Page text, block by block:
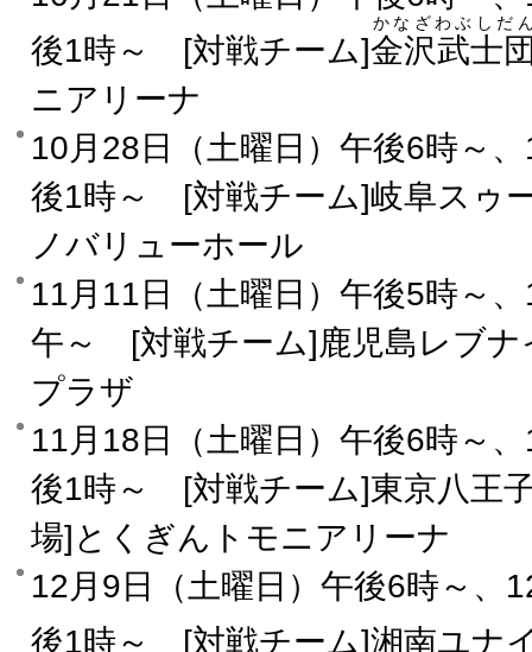
後1時～ [対戦チーム]金沢武士
かなざわぶしだ
ニアリーナ
10月28日（土曜日）午後6時～
後1時～ [対戦チーム]岐阜スゥ
ノバリューホール
11月11日（土曜日）午後5時～
午～ [対戦チーム]鹿児島レブ
プラザ
11月18日（土曜日）午後6時～
後1時～ [対戦チーム]東京八王
場]とくぎんトモニアリーナ
12月9日（土曜日）午後6時～、
後1時～ [対戦チーム]湘南ユナ